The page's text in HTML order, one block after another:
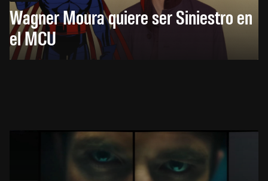
Wagner Moura quiere ser Siniestro en
el MCU